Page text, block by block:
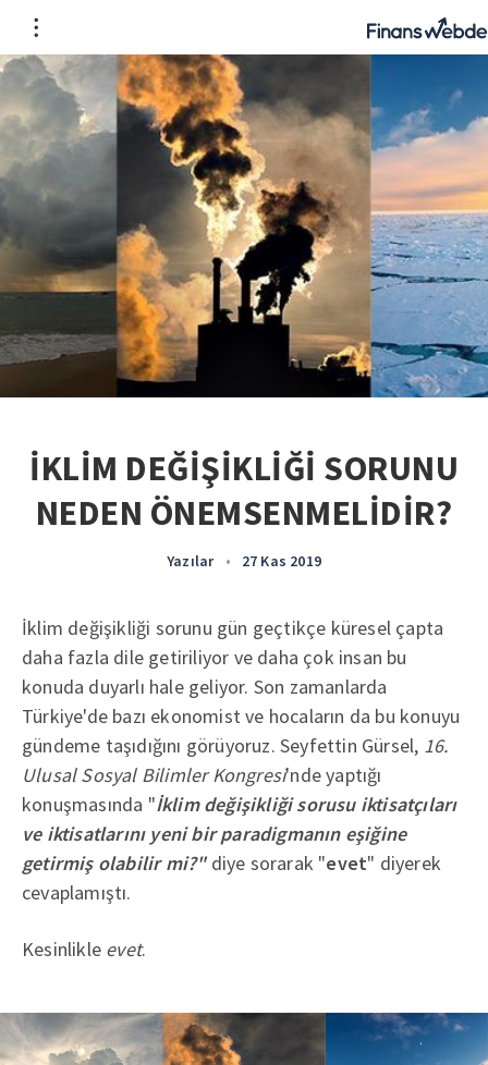
İKLİM DEĞİŞİKLİĞİ SORUNU
NEDEN ÖNEMSENMELİDİR?
Yazılar • 27 Kas 2019
İklim değişikliği sorunu gün geçtikçe küresel çapta
daha fazla dile getiriliyor ve daha çok insan bu
konuda duyarlı hale geliyor. Son zamanlarda
Türkiye'de bazı ekonomist ve hocaların da bu konuyu
gündeme taşıdığını görüyoruz. Seyfettin Gürsel, 16.
Ulusal Sosyal Bilimler Kongresi'nde yaptığı
konuşmasında "İklim değişikliği sorusu iktisatçıları
ve iktisatlarını yeni bir paradigmanın eşiğine
getirmiş olabilir mi?"diye sorarak "evet" diyerek
cevaplamıştı.
Kesinlikle evet.